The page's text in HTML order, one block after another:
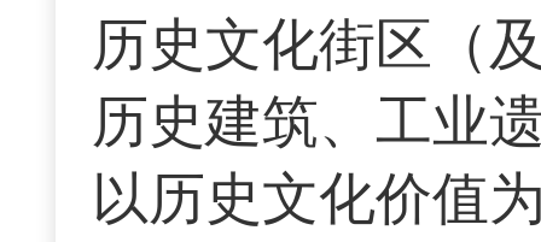
历史文化街区（
历史建筑、工业
以历史文化价值